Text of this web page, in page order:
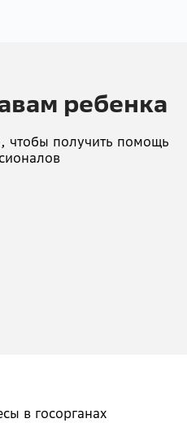
Войти
ребенка
чтобы получить помощь
в госорганах